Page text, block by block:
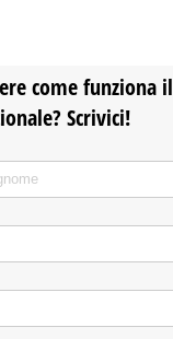
come funziona il
Scrivici!